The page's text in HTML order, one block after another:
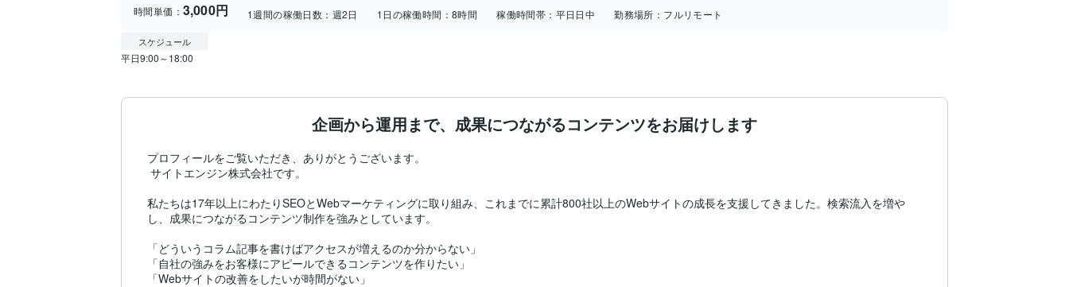
時間単価： 3,000円 1週間の稼働日数： 週2日 1日の稼働時間： 8時間 稼働時間帯： 平日日中 勤務場所： フルリモート
スケジュール
平日9:00～18:00
企画から運用まで、成果につながるコンテンツをお届けします
プロフィールをご覧いただき、ありがとうございます。
サイトエンジン株式会社です。
私たちは17年以上にわたりSEOとWebマーケティングに取り組み、これまでに累計800社以上のWebサイトの成長を支援してきました。検索流入を増や
し、成果につながるコンテンツ制作を強みとしています。
「どういうコラム記事を書けばアクセスが増えるのか分からない」
「自社の強みをお客様にアピールできるコンテンツを作りたい」
「Webサイトの改善をしたいが時間がない」